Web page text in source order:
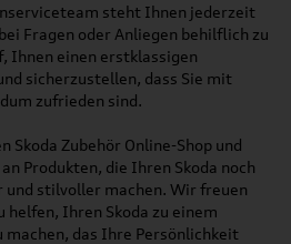
steht Ihnen jederzeit
Fragen oder Anliegen behilflich zu
Ihnen einen erstklassigen
sicherzustellen, dass Sie mit
zufrieden sind.
Skoda Zubehör Online-Shop und
Produkten, die Ihren Skoda noch
stilvoller machen. Wir freuen
helfen, Ihren Skoda zu einem
machen, das Ihre Persönlichkeit